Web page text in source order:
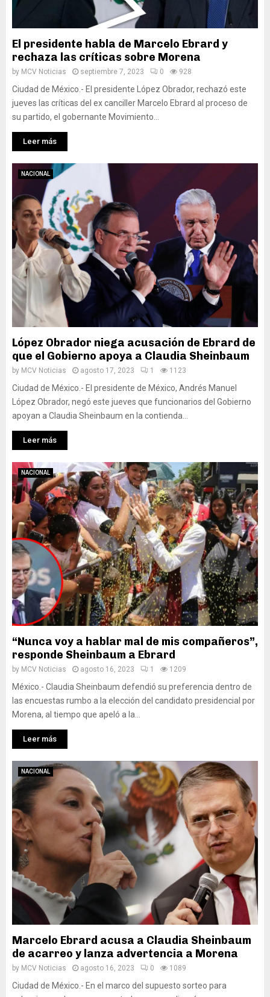
El presidente habla de Marcelo Ebrard y
rechaza las críticas sobre Morena
by MCV Noticias septiembre 7, 2023 0 928
Ciudad de México.- El presidente López Obrador, rechazó este
jueves las críticas del ex canciller Marcelo Ebrard al proceso de
su partido, el gobernante Movimiento...
Leer más
NACIONAL
López Obrador niega acusación de Ebrard de
que el Gobierno apoya a Claudia Sheinbaum
by MCV Noticias agosto 17, 2023 1 1123
Ciudad de México.- El presidente de México, Andrés Manuel
López Obrador, negó este jueves que funcionarios del Gobierno
apoyan a Claudia Sheinbaum en la contienda...
Leer más
NACIONAL
“Nunca voy a hablar mal de mis compañeros”,
responde Sheinbaum a Ebrard
by MCV Noticias agosto 16, 2023 1 1209
México.- Claudia Sheinbaum defendió su preferencia dentro de
las encuestas rumbo a la elección del candidato presidencial por
Morena, al tiempo que apeló a la...
Leer más
NACIONAL
Marcelo Ebrard acusa a Claudia Sheinbaum
de acarreo y lanza advertencia a Morena
by MCV Noticias agosto 16, 2023 0 1089
Ciudad de México.- En el marco del supuesto sorteo para